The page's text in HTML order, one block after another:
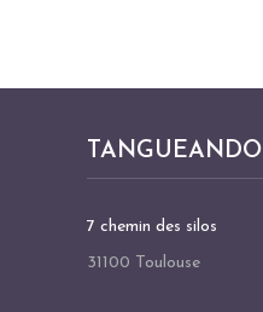
TANGUEANDO
7 chemin des silos
31100 Toulouse